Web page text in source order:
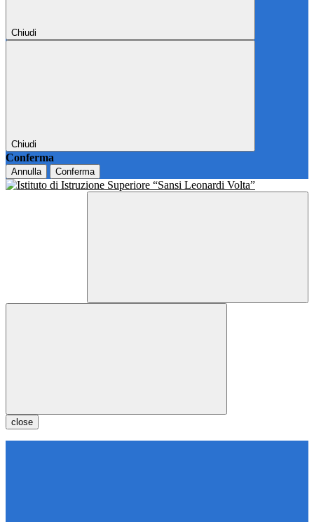
Chiudi
Chiudi
Conferma
Annulla Conferma
close